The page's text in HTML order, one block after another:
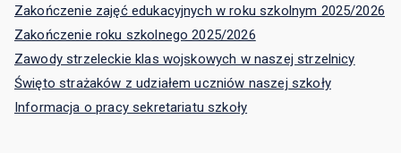
Zakończenie zajęć edukacyjnych w roku szkolnym 2025/2026
Zakończenie roku szkolnego 2025/2026
Zawody strzeleckie klas wojskowych w naszej strzelnicy
Święto strażaków z udziałem uczniów naszej szkoły
Informacja o pracy sekretariatu szkoły